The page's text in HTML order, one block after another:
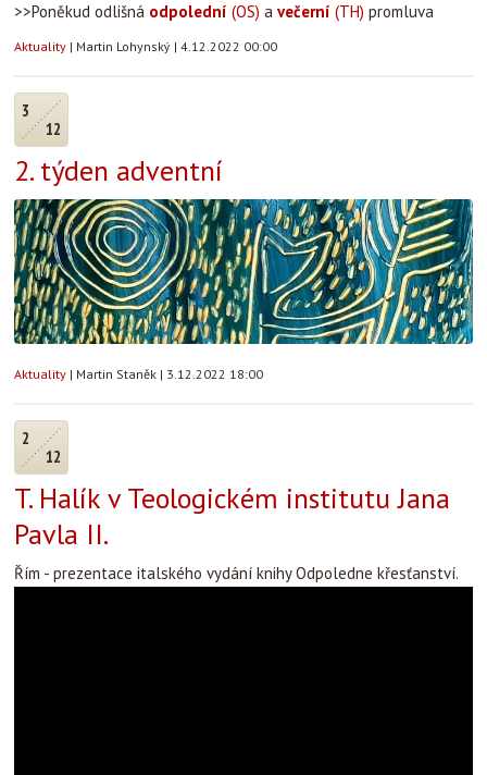
>>Poněkud odlišná odpolední (OS) a večerní (TH) promluva
Aktuality | Martin Lohynský | 4.12.2022 00:00
3
12
2. týden adventní
Aktuality | Martin Staněk | 3.12.2022 18:00
2
12
T. Halík v Teologickém institutu Jana
Pavla II.
Řím - prezentace italského vydání knihy Odpoledne křesťanství.